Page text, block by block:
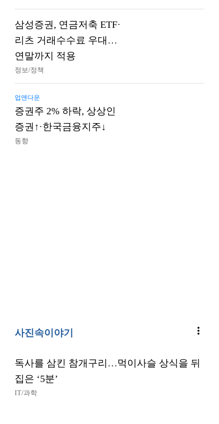
삼성증권, 연금저축 ETF·
리츠 거래수수료 우대…
연말까지 적용
정보/정책
업앤다운
증권주 2% 하락, 상상인
증권↑·한국금융지주↓
동향
사진속이야기 more_vert
독사를 삼킨 참개구리…먹이사슬 상식을 뒤
집은 ‘5분’
IT/과학